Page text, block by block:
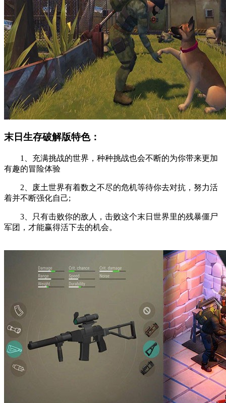
末日生存破解版特色：
1、充满挑战的世界，种种挑战也会不断的为你带来更加
有趣的冒险体验
2、废土世界有着数之不尽的危机等待你去对抗，努力活
着并不断强化自己;
3、只有击败你的敌人，击败这个末日世界里的残暴僵尸
军团，才能赢得活下去的机会。